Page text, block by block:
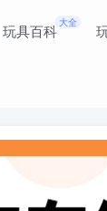
玩具百科 大全